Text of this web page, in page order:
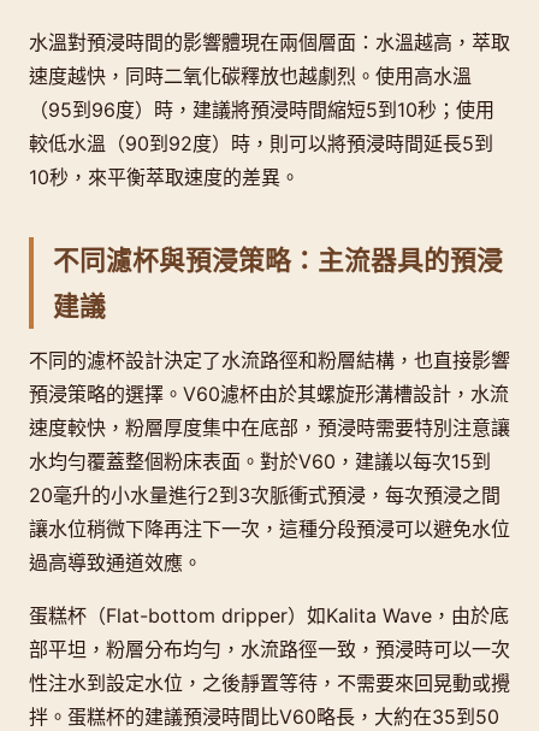
水溫對預浸時間的影響體現在兩個層面：水溫越高，萃取
速度越快，同時二氧化碳釋放也越劇烈。使用高水溫
（95到96度）時，建議將預浸時間縮短5到10秒；使用
較低水溫（90到92度）時，則可以將預浸時間延長5到
10秒，來平衡萃取速度的差異。
不同濾杯與預浸策略：主流器具的預浸
建議
不同的濾杯設計決定了水流路徑和粉層結構，也直接影響
預浸策略的選擇。V60濾杯由於其螺旋形溝槽設計，水流
速度較快，粉層厚度集中在底部，預浸時需要特別注意讓
水均勻覆蓋整個粉床表面。對於V60，建議以每次15到
20毫升的小水量進行2到3次脈衝式預浸，每次預浸之間
讓水位稍微下降再注下一次，這種分段預浸可以避免水位
過高導致通道效應。
蛋糕杯（Flat-bottom dripper）如Kalita Wave，由於底
部平坦，粉層分布均勻，水流路徑一致，預浸時可以一次
性注水到設定水位，之後靜置等待，不需要來回晃動或攪
拌。蛋糕杯的建議預浸時間比V60略長，大約在35到50